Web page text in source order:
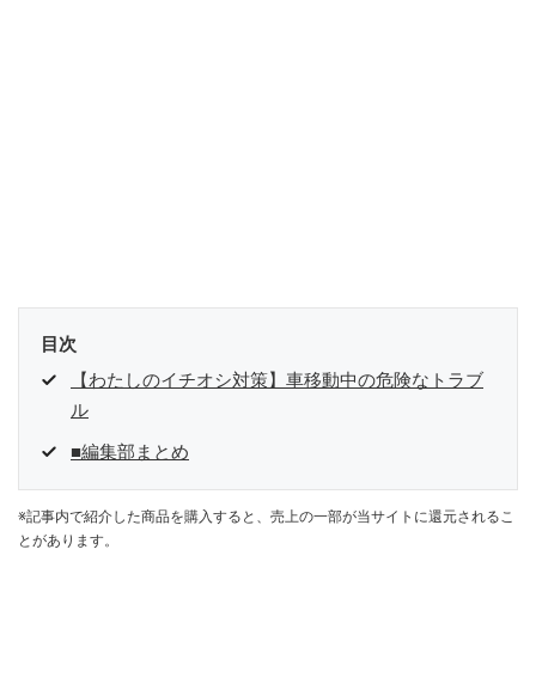
目次
【わたしのイチオシ対策】車移動中の危険なトラブ
ル
■編集部まとめ
※記事内で紹介した商品を購入すると、売上の一部が当サイトに還元されるこ
とがあります。